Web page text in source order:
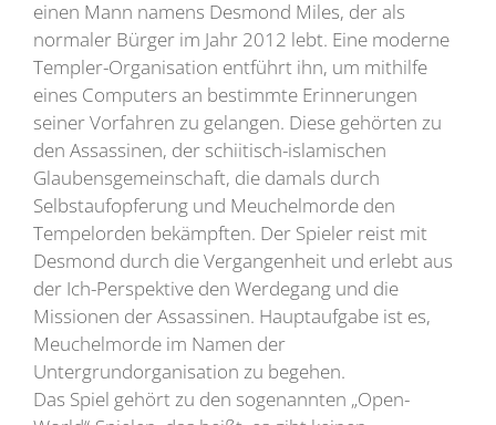
einen Mann namens Desmond Miles, der als
normaler Bürger im Jahr 2012 lebt. Eine moderne
Templer-Organisation entführt ihn, um mithilfe
eines Computers an bestimmte Erinnerungen
seiner Vorfahren zu gelangen. Diese gehörten zu
den Assassinen, der schiitisch-islamischen
Glaubensgemeinschaft, die damals durch
Selbstaufopferung und Meuchelmorde den
Tempelorden bekämpften. Der Spieler reist mit
Desmond durch die Vergangenheit und erlebt aus
der Ich-Perspektive den Werdegang und die
Missionen der Assassinen. Hauptaufgabe ist es,
Meuchelmorde im Namen der
Untergrundorganisation zu begehen.
Das Spiel gehört zu den sogenannten „Open-